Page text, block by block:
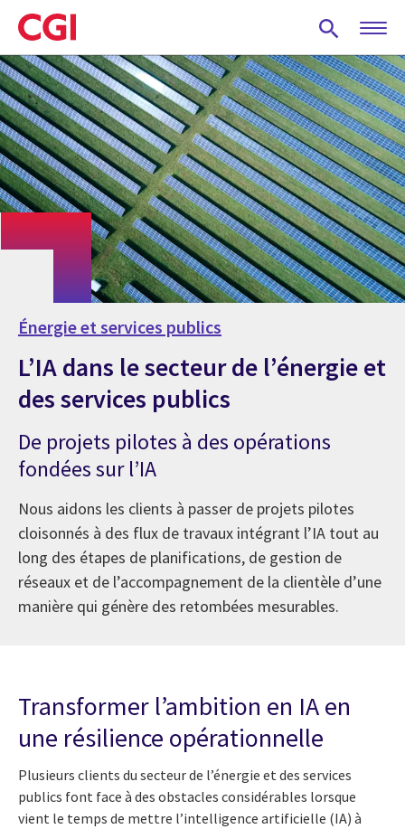
Skip
to
main
content
Énergie et services publics
L’IA dans le secteur de l’énergie et
des services publics
De projets pilotes à des opérations
fondées sur l’IA
Nous aidons les clients à passer de projets pilotes
cloisonnés à des flux de travaux intégrant l’IA tout au
long des étapes de planifications, de gestion de
réseaux et de l’accompagnement de la clientèle d’une
manière qui génère des retombées mesurables.
Transformer l’ambition en IA en
une résilience opérationnelle
Plusieurs clients du secteur de l’énergie et des services
publics font face à des obstacles considérables lorsque
vient le temps de mettre l’intelligence artificielle (IA) à